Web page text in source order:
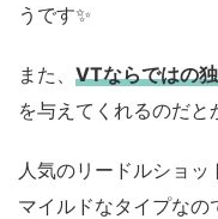
うです✨
また、 VTならではの
を与えてくれるのだと
人気のリードルショ
マイルドなタイプな